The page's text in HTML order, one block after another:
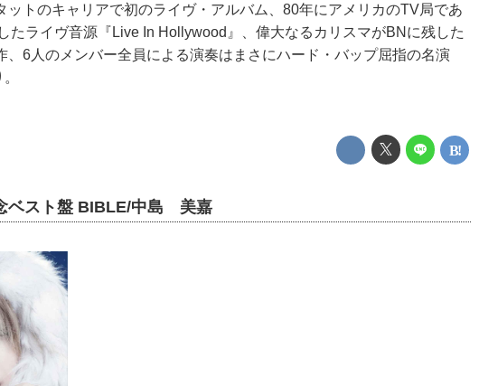
ットのキャリアで初のライヴ・アルバム、80年にアメリカのTV局であ
たライヴ音源『Live In Hollywood』、偉大なるカリスマがBNに残した
、6人のメンバー全員による演奏はまさにハード・バップ屈指の名演
ベスト盤 BIBLE/中島 美嘉